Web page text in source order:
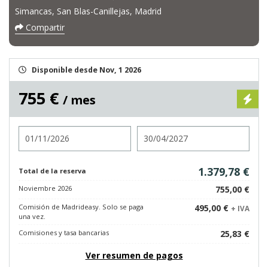
Simancas, San Blas-Canillejas, Madrid
Compartir
Disponible desde Nov, 1 2026
755 € / mes
Total de la reserva 1.379,78 €
Noviembre 2026 755,00 €
Comisión de Madrideasy. Solo se paga
una vez.
495,00 € + IVA
Comisiones y tasa bancarias
25,83 €
Ver resumen de pagos